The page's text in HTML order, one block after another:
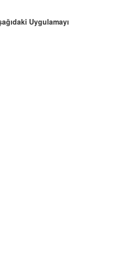
Uygulamayı